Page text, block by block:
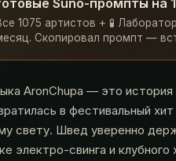
Suno-промпты на
1075 артистов + 🧪
Скопировал промпт —
AronChupa — это история
в фестивальный
свету. Швед уверенно
электро-свинга и